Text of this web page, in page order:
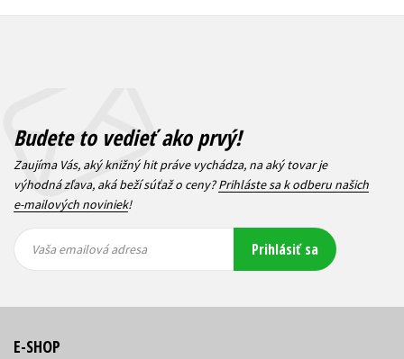
Budete to vedieť ako prvý!
Zaujíma Vás, aký knižný hit práve vychádza, na aký tovar je
výhodná zľava, aká beží súťaž o ceny?Prihláste sa k odberu našich
e-mailových noviniek!
emailová
emailová
Vaša emailová adresa Prihlásiť sa
E-SHOP